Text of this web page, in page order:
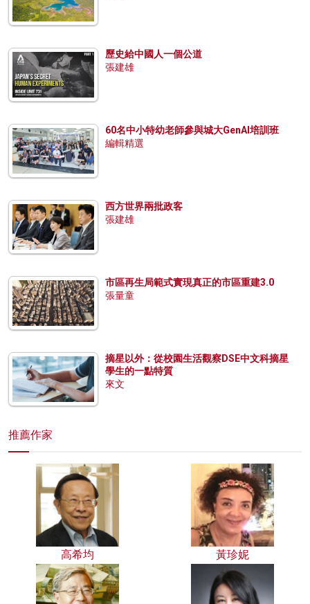
歷史給中國人一個公道
張建雄
60名中小特幼老師參與城大GenAI培訓班
編輯精選
西方世界兩批政客
張建雄
市區再生局範式實現真正的市區重建3.0
張量童
摘星以外：從校園生活觀察DSE中文科摘星
學生的一點特質
來文
推薦作家
高希均 黃珍妮